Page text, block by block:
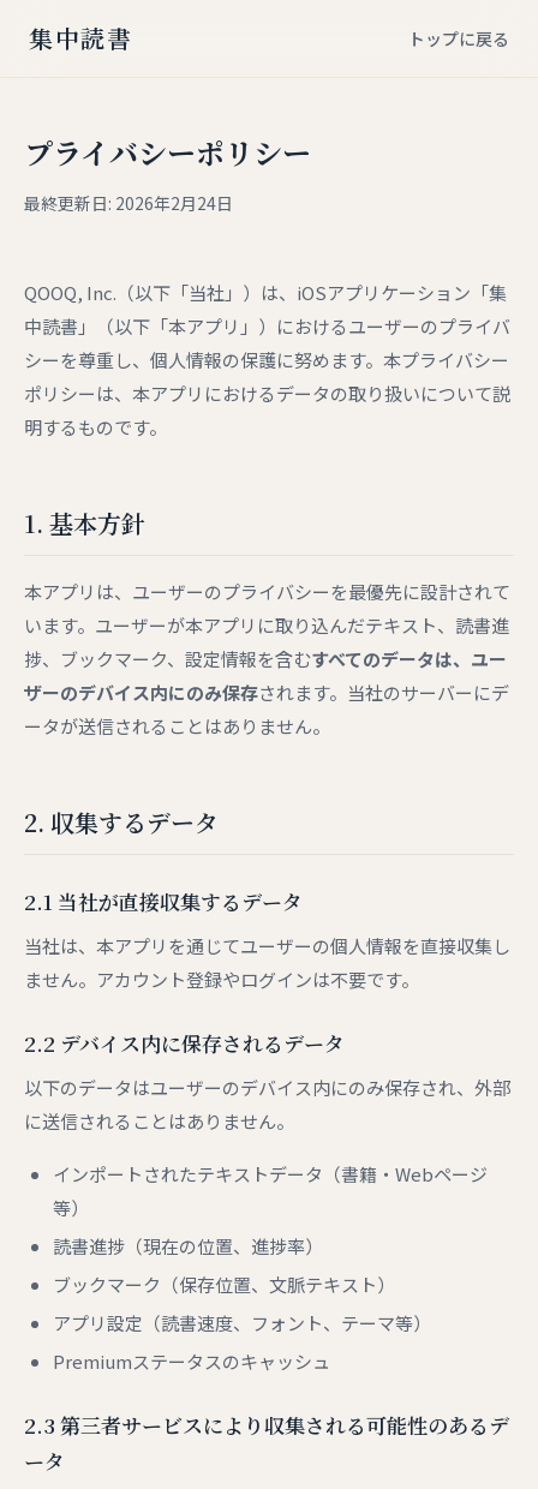
集中読書 トップに戻る
プライバシーポリシー
最終更新日: 2026年2月24日
QOOQ, Inc.（以下「当社」）は、iOSアプリケーション「集
中読書」（以下「本アプリ」）におけるユーザーのプライバ
シーを尊重し、個人情報の保護に努めます。本プライバシー
ポリシーは、本アプリにおけるデータの取り扱いについて説
明するものです。
1. 基本方針
本アプリは、ユーザーのプライバシーを最優先に設計されて
います。ユーザーが本アプリに取り込んだテキスト、読書進
捗、ブックマーク、設定情報を含むすべてのデータは、ユー
ザーのデバイス内にのみ保存されます。当社のサーバーにデ
ータが送信されることはありません。
2. 収集するデータ
2.1 当社が直接収集するデータ
当社は、本アプリを通じてユーザーの個人情報を直接収集し
ません。アカウント登録やログインは不要です。
2.2 デバイス内に保存されるデータ
以下のデータはユーザーのデバイス内にのみ保存され、外部
に送信されることはありません。
インポートされたテキストデータ（書籍・Webページ
等）
読書進捗（現在の位置、進捗率）
ブックマーク（保存位置、文脈テキスト）
アプリ設定（読書速度、フォント、テーマ等）
Premiumステータスのキャッシュ
2.3 第三者サービスにより収集される可能性のあるデ
ータ